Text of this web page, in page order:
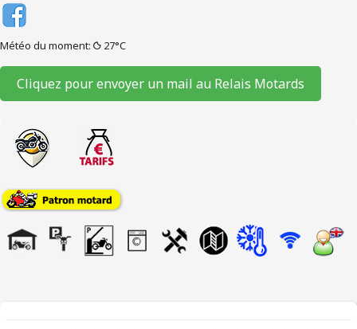
Météo du moment: 27°C
Cliquez pour envoyer un mail au Relais Motards